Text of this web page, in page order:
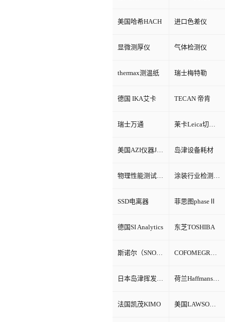
美国哈希HACH 进口色差仪
显微测厚仪 气体检测仪
thermax测温纸 瑞士梅特勒
德国 IKA艾卡 TECAN 帝肯
瑞士万通 莱卡Leica切片机和显微镜
美国AZI仪器Jerome环境检测仪器 岛津设备耗材
物理性能测试仪器 涂装行业检测设备
SSD电离器 菲思图phaseⅡ
德国SI Analytics 东芝TOSHIBA
斯诺尔（SNOL） COFOMEGRA盐雾腐蚀试验箱
日本岛津挥发性有机物VOC检测 荷兰Haffmans（哈夫曼）
法国凯茂KIMO 美国LAWSON劳森海默菲尔